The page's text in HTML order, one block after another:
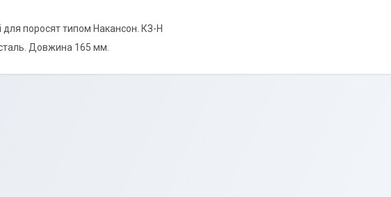
для поросят типом Накансон. КЗ-Н
Довжина 165 мм.